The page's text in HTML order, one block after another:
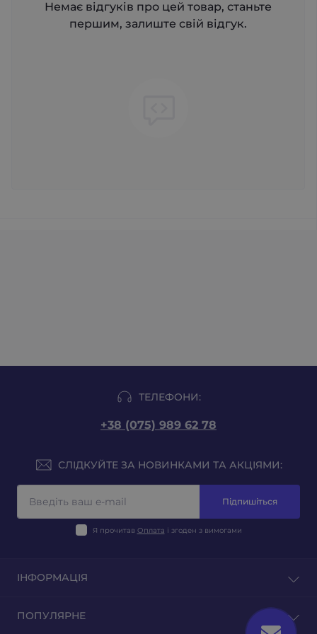
Немає відгуків про цей товар, станьте
першим, залиште свій відгук.
ТЕЛЕФОНИ:
+38 (075) 989 62 78
СЛІДКУЙТЕ ЗА НОВИНКАМИ ТА АКЦІЯМИ:
Підпишіться
Я прочитав Оплата і згоден з вимогами
ІНФОРМАЦІЯ
Відгуки
ПОПУЛЯРНЕ